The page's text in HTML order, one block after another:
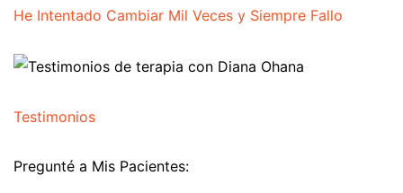
He Intentado Cambiar Mil Veces y Siempre Fallo
Testimonios
Pregunté a Mis Pacientes: